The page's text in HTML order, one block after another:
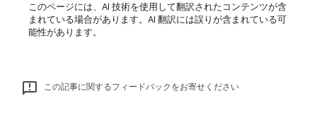
このページには、AI 技術を使用して翻訳されたコンテンツが含
まれている場合があります。AI 翻訳には誤りが含まれている可
能性があります。
この記事に関するフィードバックをお寄せください